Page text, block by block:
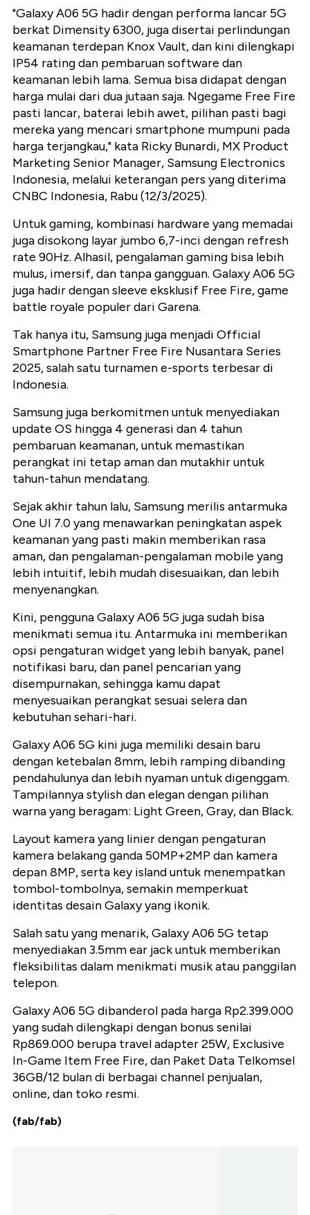
"Galaxy A06 5G hadir dengan performa lancar 5G
berkat Dimensity 6300, juga disertai perlindungan
keamanan terdepan Knox Vault, dan kini dilengkapi
IP54 rating dan pembaruan software dan
keamanan lebih lama. Semua bisa didapat dengan
harga mulai dari dua jutaan saja. Ngegame Free Fire
pasti lancar, baterai lebih awet, pilihan pasti bagi
mereka yang mencari smartphone mumpuni pada
harga terjangkau," kata Ricky Bunardi, MX Product
Marketing Senior Manager, Samsung Electronics
Indonesia, melalui keterangan pers yang diterima
CNBC Indonesia, Rabu (12/3/2025).
Untuk gaming, kombinasi hardware yang memadai
juga disokong layar jumbo 6,7-inci dengan refresh
rate 90Hz. Alhasil, pengalaman gaming bisa lebih
mulus, imersif, dan tanpa gangguan. Galaxy A06 5G
juga hadir dengan sleeve eksklusif Free Fire, game
battle royale populer dari Garena.
Tak hanya itu, Samsung juga menjadi Official
Smartphone Partner Free Fire Nusantara Series
2025, salah satu turnamen e-sports terbesar di
Indonesia.
Samsung juga berkomitmen untuk menyediakan
update OS hingga 4 generasi dan 4 tahun
pembaruan keamanan, untuk memastikan
perangkat ini tetap aman dan mutakhir untuk
tahun-tahun mendatang.
Sejak akhir tahun lalu, Samsung merilis antarmuka
One UI 7.0 yang menawarkan peningkatan aspek
keamanan yang pasti makin memberikan rasa
aman, dan pengalaman-pengalaman mobile yang
lebih intuitif, lebih mudah disesuaikan, dan lebih
menyenangkan.
Kini, pengguna Galaxy A06 5G juga sudah bisa
menikmati semua itu. Antarmuka ini memberikan
opsi pengaturan widget yang lebih banyak, panel
notifikasi baru, dan panel pencarian yang
disempurnakan, sehingga kamu dapat
menyesuaikan perangkat sesuai selera dan
kebutuhan sehari-hari.
Galaxy A06 5G kini juga memiliki desain baru
dengan ketebalan 8mm, lebih ramping dibanding
pendahulunya dan lebih nyaman untuk digenggam.
Tampilannya stylish dan elegan dengan pilihan
warna yang beragam: Light Green, Gray, dan Black.
Layout kamera yang linier dengan pengaturan
kamera belakang ganda 50MP+2MP dan kamera
depan 8MP, serta key island untuk menempatkan
tombol-tombolnya, semakin memperkuat
identitas desain Galaxy yang ikonik.
Salah satu yang menarik, Galaxy A06 5G tetap
menyediakan 3.5mm ear jack untuk memberikan
fleksibilitas dalam menikmati musik atau panggilan
telepon.
Galaxy A06 5G dibanderol pada harga Rp2.399.000
yang sudah dilengkapi dengan bonus senilai
Rp869.000 berupa travel adapter 25W, Exclusive
In-Game Item Free Fire, dan Paket Data Telkomsel
36GB/12 bulan di berbagai channel penjualan,
online, dan toko resmi.
(fab/fab)